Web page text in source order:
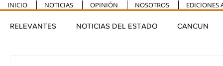
INICIO NOTICIAS OPINIÓN NOSOTROS EDICIONES
RELEVANTES NOTICIAS DEL ESTADO CANCUN